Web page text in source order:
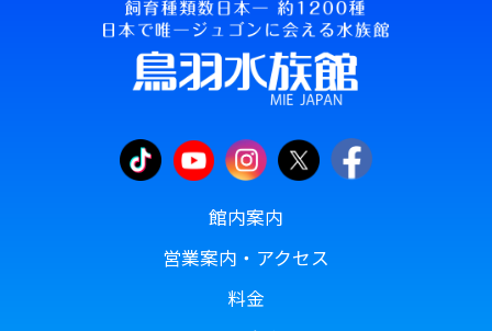
館内案内
営業案内・アクセス
料金